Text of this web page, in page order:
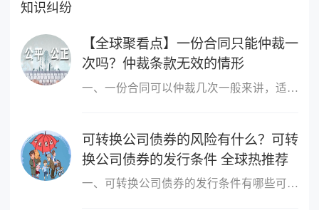
知识纠纷
【全球聚看点】一份合同只能仲裁一
次吗？仲裁条款无效的情形
一、一份合同可以仲裁几次一般来讲，适用仲裁协议的为一裁终局，即
可转换公司债券的风险有什么？可转
换公司债券的发行条件 全球热推荐
一、可转换公司债券的发行条件有哪些可转换公司债券的发行条件有：1